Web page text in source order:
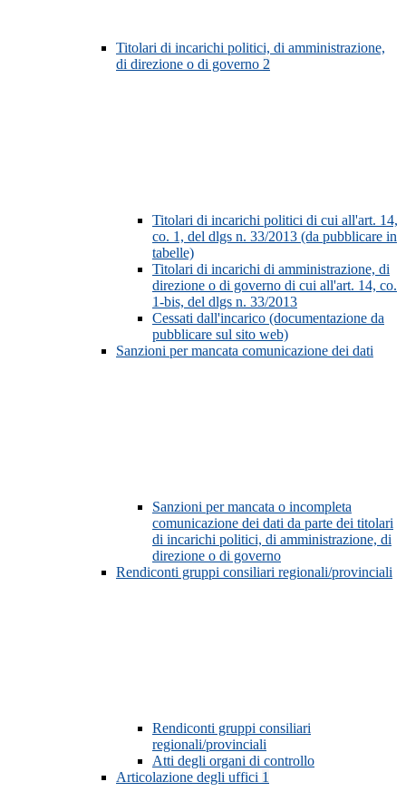
Titolari di incarichi politici, di amministrazione,
di direzione o di governo 2
Titolari di incarichi politici di cui all'art. 14,
co. 1, del dlgs n. 33/2013 (da pubblicare in
tabelle)
Titolari di incarichi di amministrazione, di
direzione o di governo di cui all'art. 14, co.
1-bis, del dlgs n. 33/2013
Cessati dall'incarico (documentazione da
pubblicare sul sito web)
Sanzioni per mancata comunicazione dei dati
Sanzioni per mancata o incompleta
comunicazione dei dati da parte dei titolari
di incarichi politici, di amministrazione, di
direzione o di governo
Rendiconti gruppi consiliari regionali/provinciali
Rendiconti gruppi consiliari
regionali/provinciali
Atti degli organi di controllo
Articolazione degli uffici 1